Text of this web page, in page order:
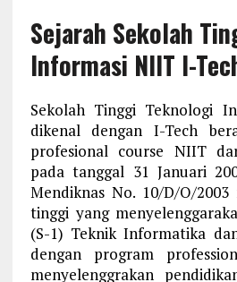
Sejarah Sekolah
Informasi NIIT I-
Sekolah Tinggi Teknologi
dikenal dengan I-Tech
profesional course NIIT
pada tanggal 31 Januari
Mendiknas No. 10/D/O/
tinggi yang
(S-1) Teknik Informatika
dengan program
menyelenggrakan